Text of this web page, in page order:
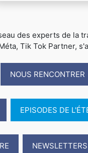
des experts de la
Tik Tok Partner,
NOUS RENCONTRER
EPISODES DE
NEWSLETTERS